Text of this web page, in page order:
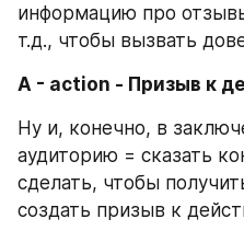
информацию про
т.д., чтобы вызвать
A - action - Призыв к
Ну и, конечно, в
аудиторию = сказать
сделать, чтобы
создать призыв к